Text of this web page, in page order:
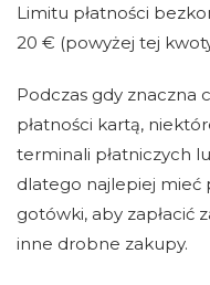
Limitu płatności
20 € (powyżej tej
Podczas gdy znaczna
płatności kartą,
terminali płatniczych
dlatego najlepiej mieć
gotówki, aby zapłacić
inne drobne zakupy.